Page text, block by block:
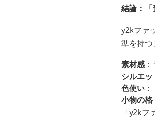
結論：「
y2kファ
準を持つ
素材感：
シルエッ
色使い
小物の格
「y2k